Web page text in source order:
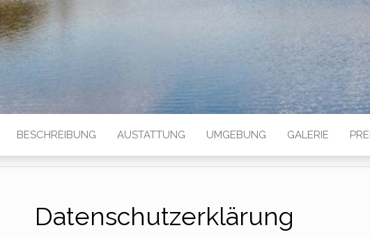
BESCHREIBUNG AUSTATTUNG UMGEBUNG GALERIE
Datenschutzerklärung